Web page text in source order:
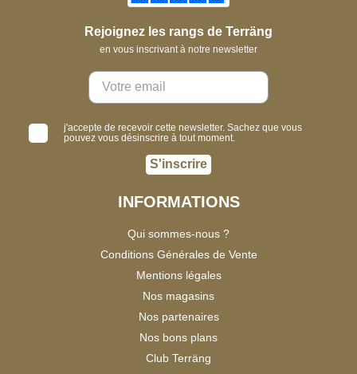
Rejoignez les rangs de Terräng
en vous inscrivant à notre newsletter
j'accepte de recevoir cette newsletter. Sachez que vous
pouvez vous désinscrire à tout moment.
S'inscrire
INFORMATIONS
Qui sommes-nous ?
Conditions Générales de Vente
Mentions légales
Nos magasins
Nos partenaires
Nos bons plans
Club Terräng